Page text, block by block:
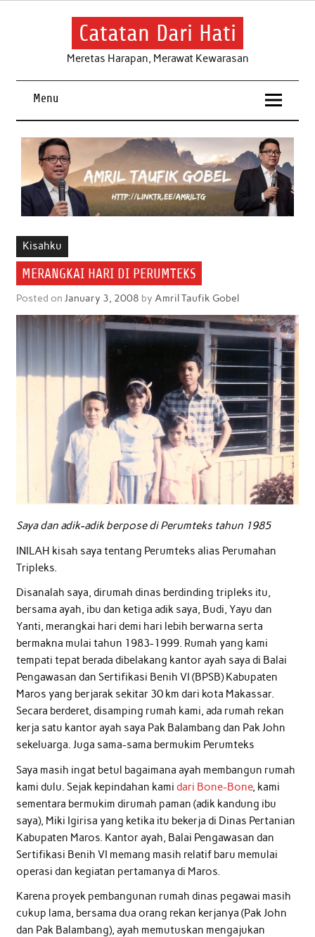
Skip
Catatan Dari Hati
Meretas Harapan, Merawat Kewarasan
Menu
Kisahku
MERANGKAI HARI DI PERUMTEKS
Posted on January 3, 2008 by Amril Taufik Gobel
Saya dan adik-adik berpose di Perumteks tahun 1985
INILAH kisah saya tentang Perumteks alias Perumahan
Tripleks.
Disanalah saya, dirumah dinas berdinding tripleks itu,
bersama ayah, ibu dan ketiga adik saya, Budi, Yayu dan
Yanti, merangkai hari demi hari lebih berwarna serta
bermakna mulai tahun 1983-1999. Rumah yang kami
tempati tepat berada dibelakang kantor ayah saya di Balai
Pengawasan dan Sertifikasi Benih VI (BPSB) Kabupaten
Maros yang berjarak sekitar 30 km dari kota Makassar.
Secara berderet, disamping rumah kami, ada rumah rekan
kerja satu kantor ayah saya Pak Balambang dan Pak John
sekeluarga. Juga sama-sama bermukim Perumteks
Saya masih ingat betul bagaimana ayah membangun rumah
kami dulu. Sejak kepindahan kami dari Bone-Bone, kami
sementara bermukim dirumah paman (adik kandung ibu
saya), Miki Igirisa yang ketika itu bekerja di Dinas Pertanian
Kabupaten Maros. Kantor ayah, Balai Pengawasan dan
Sertifikasi Benih VI memang masih relatif baru memulai
operasi dan kegiatan pertamanya di Maros.
Karena proyek pembangunan rumah dinas pegawai masih
cukup lama, bersama dua orang rekan kerjanya (Pak John
dan Pak Balambang), ayah memutuskan mengajukan